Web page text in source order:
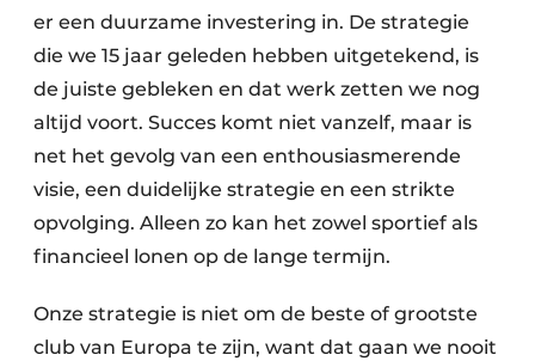
er een duurzame investering in. De strategie
die we 15 jaar geleden hebben uitgetekend, is
de juiste gebleken en dat werk zetten we nog
altijd voort. Succes komt niet vanzelf, maar is
net het gevolg van een enthousiasmerende
visie, een duidelijke strategie en een strikte
opvolging. Alleen zo kan het zowel sportief als
financieel lonen op de lange termijn.
Onze strategie is niet om de beste of grootste
club van Europa te zijn, want dat gaan we nooit